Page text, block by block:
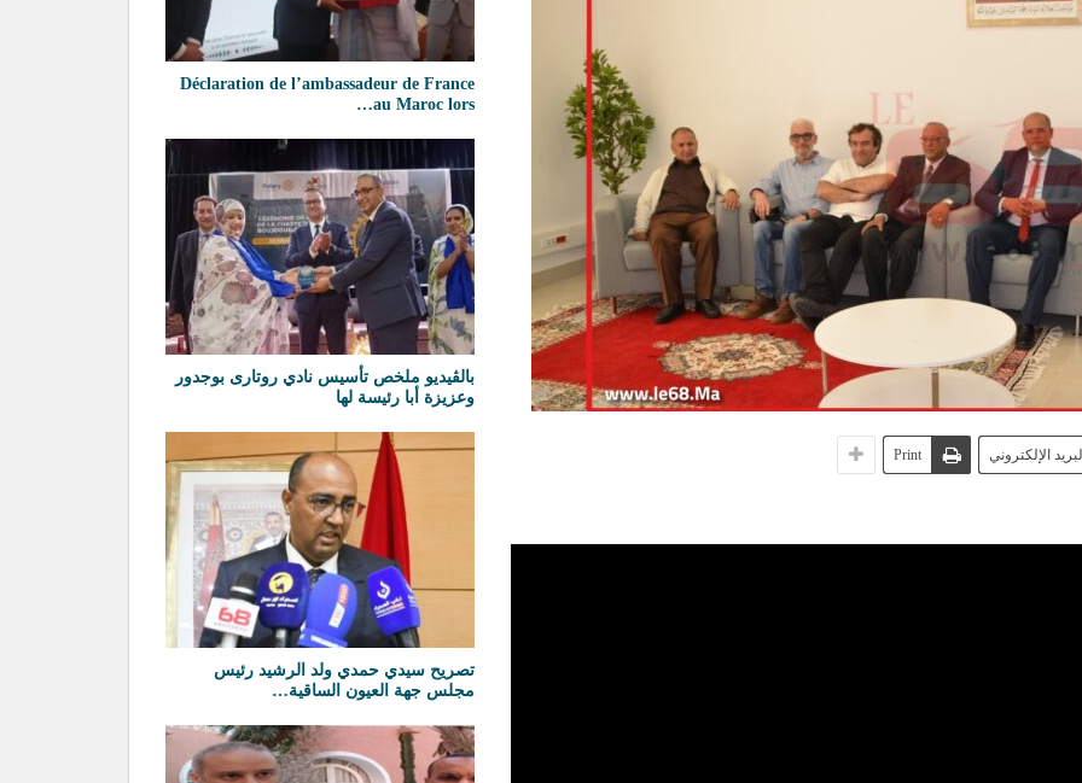
البريد الإلكتروني Print
Déclaration de l’ambassadeur de France
au Maroc lors…
بالڨيديو ملخص تأسيس نادي روتارى بوجدور
وعزيزة أبا رئيسة لها
تصريح سيدي حمدي ولد الرشيد رئيس
مجلس جهة العيون الساقية…